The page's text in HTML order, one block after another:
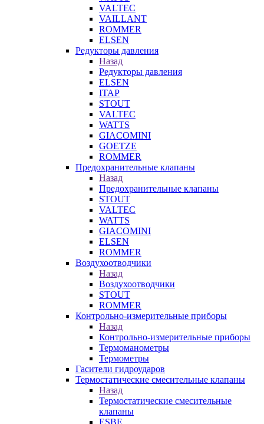
VALTEC
VAILLANT
ROMMER
ELSEN
Редукторы давления
Назад
Редукторы давления
ELSEN
ITAP
STOUT
VALTEC
WATTS
GIACOMINI
GOETZE
ROMMER
Предохранительные клапаны
Назад
Предохранительные клапаны
STOUT
VALTEC
WATTS
GIACOMINI
ELSEN
ROMMER
Воздухоотводчики
Назад
Воздухоотводчики
STOUT
ROMMER
Контрольно-измерительные приборы
Назад
Контрольно-измерительные приборы
Термоманометры
Термометры
Гасители гидроударов
Термостатические смесительные клапаны
Назад
Термостатические смесительные
клапаны
ESBE